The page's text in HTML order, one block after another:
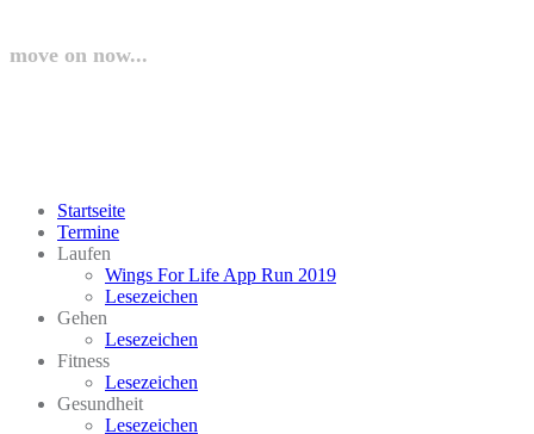
move on now...
Startseite
Termine
Laufen
Wings For Life App Run 2019
Lesezeichen
Gehen
Lesezeichen
Fitness
Lesezeichen
Gesundheit
Lesezeichen